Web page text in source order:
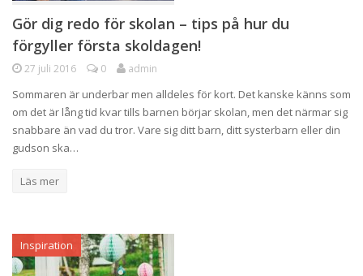
Gör dig redo för skolan – tips på hur du
förgyller första skoldagen!
27 juli 2016 0 admin
Sommaren är underbar men alldeles för kort. Det kanske känns som
om det är lång tid kvar tills barnen börjar skolan, men det närmar sig
snabbare än vad du tror. Vare sig ditt barn, ditt systerbarn eller din
gudson ska…
Läs mer
Inspiration